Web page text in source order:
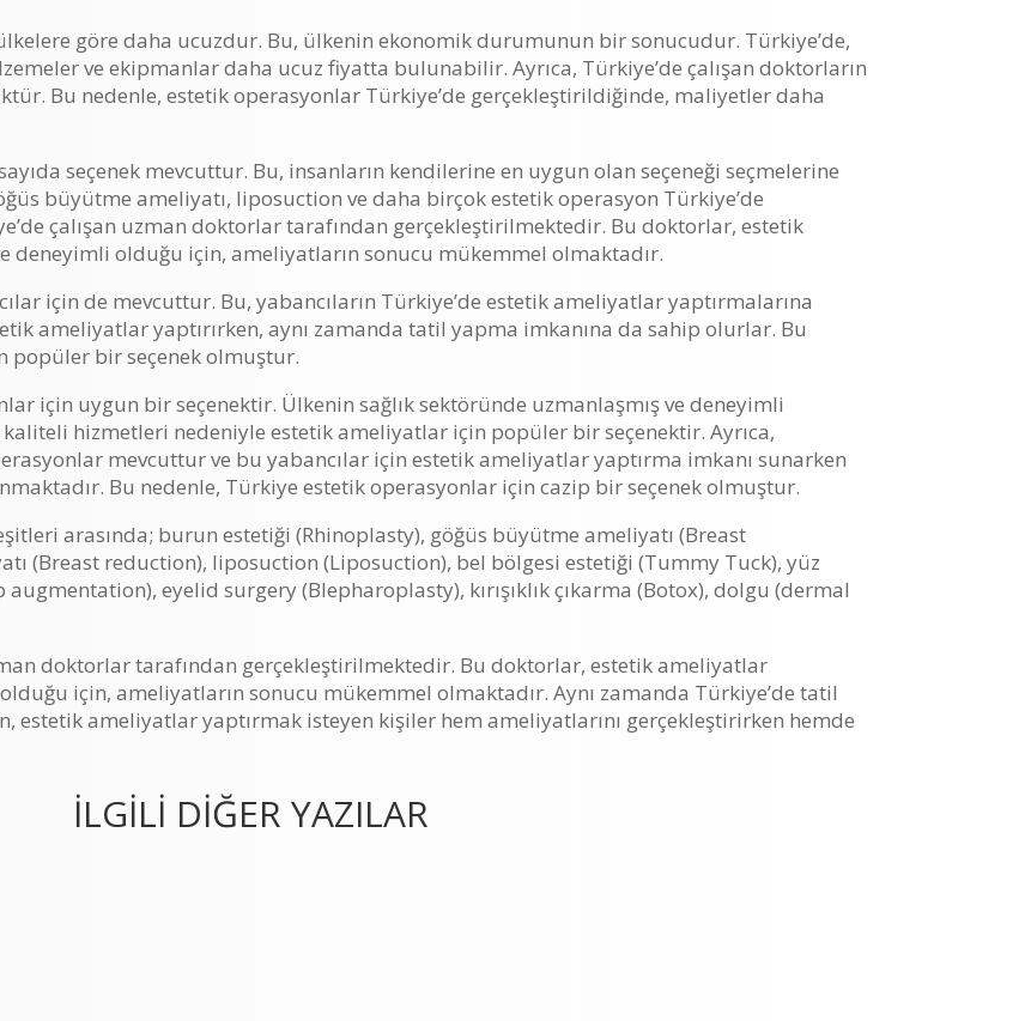
göre daha ucuzdur. Bu, ülkenin ekonomik durumunun bir sonucudur. Türkiye’de,
ve ekipmanlar daha ucuz fiyatta bulunabilir. Ayrıca, Türkiye’de çalışan doktorların
Bu nedenle, estetik operasyonlar Türkiye’de gerçekleştirildiğinde, maliyetler daha
seçenek mevcuttur. Bu, insanların kendilerine en uygun olan seçeneği seçmelerine
büyütme ameliyatı, liposuction ve daha birçok estetik operasyon Türkiye’de
çalışan uzman doktorlar tarafından gerçekleştirilmektedir. Bu doktorlar, estetik
deneyimli olduğu için, ameliyatların sonucu mükemmel olmaktadır.
için de mevcuttur. Bu, yabancıların Türkiye’de estetik ameliyatlar yaptırmalarına
ameliyatlar yaptırırken, aynı zamanda tatil yapma imkanına da sahip olurlar. Bu
popüler bir seçenek olmuştur.
için uygun bir seçenektir. Ülkenin sağlık sektöründe uzmanlaşmış ve deneyimli
hizmetleri nedeniyle estetik ameliyatlar için popüler bir seçenektir. Ayrıca,
mevcuttur ve bu yabancılar için estetik ameliyatlar yaptırma imkanı sunarken
Bu nedenle, Türkiye estetik operasyonlar için cazip bir seçenek olmuştur.
arasında; burun estetiği (Rhinoplasty), göğüs büyütme ameliyatı (Breast
(Breast reduction), liposuction (Liposuction), bel bölgesi estetiği (Tummy Tuck), yüz
eyelid surgery (Blepharoplasty), kırışıklık çıkarma (Botox), dolgu (dermal
doktorlar tarafından gerçekleştirilmektedir. Bu doktorlar, estetik ameliyatlar
için, ameliyatların sonucu mükemmel olmaktadır. Aynı zamanda Türkiye’de tatil
estetik ameliyatlar yaptırmak isteyen kişiler hem ameliyatlarını gerçekleştirirken hemde
İLGİLİ DİĞER YAZILAR